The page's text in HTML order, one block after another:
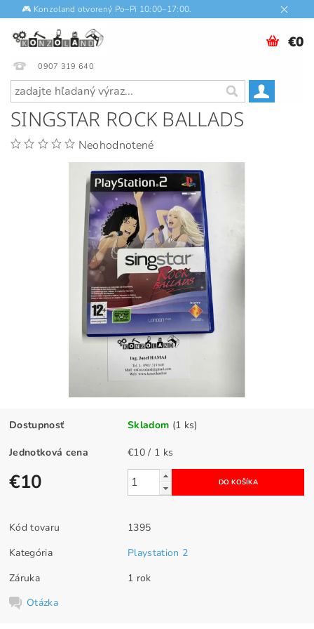
🎮 Konzoland otvorený Po–Pi 10:00–17:00.
0907 319 640
€0
SINGSTAR ROCK BALLADS
Neohodnotené
Dostupnosť Skladom (1 ks)
Jednotková cena €10 / 1 ks
€10
Kód tovaru
1395
Kategória
Playstation 2
Záruka
1 rok
Otázka